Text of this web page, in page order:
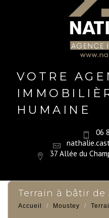
VOTRE
HUMAINE
06
37 Allée du
terrain à bâtir de
Accueil Moustey